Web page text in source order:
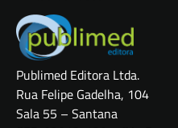
Publimed Editora Ltda.
Rua Felipe Gadelha, 104
Sala 55 – Santana